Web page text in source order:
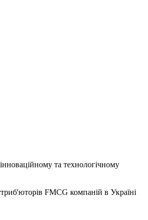
та технологічному
FMCG компаній в Україні